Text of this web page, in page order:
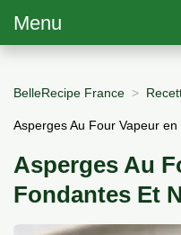
Menu
BelleRecipe France
Asperges Au Four Vapeur
Asperges Au
Fondantes Et